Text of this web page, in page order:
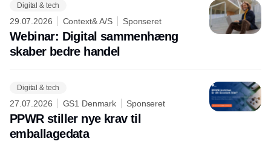
Digital & tech
29.07.2026 Context& A/S Sponseret
Webinar: Digital sammenhæng
skaber bedre handel
Digital & tech
27.07.2026 GS1 Denmark Sponseret
PPWR stiller nye krav til
emballagedata